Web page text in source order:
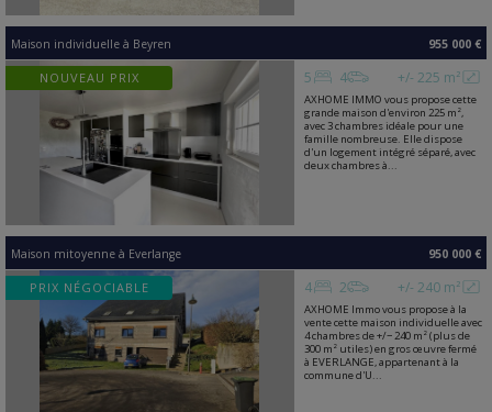
Maison individuelle à Beyren 955 000 €
NOUVEAU PRIX +/- 225 m²
5 4
AXHOME IMMO vous propose cette
grande maison d'environ 225 m²,
avec 3 chambres idéale pour une
famille nombreuse. Elle dispose
d'un logement intégré séparé, avec
deux chambres à...
Maison mitoyenne à Everlange 950 000 €
PRIX NÉGOCIABLE +/- 240 m²
4 2
AXHOME Immo vous propose à la
vente cette maison individuelle avec
4 chambres de +/− 240 m² (plus de
300 m² utiles) en gros œuvre fermé
à EVERLANGE, appartenant à la
commune d'U...